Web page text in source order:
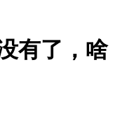
有了，啥